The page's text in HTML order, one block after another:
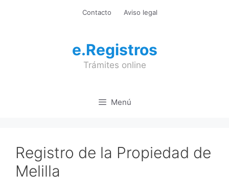
Contacto Aviso legal
e.Registros
Trámites online
Menú
Registro de la Propiedad de
Melilla